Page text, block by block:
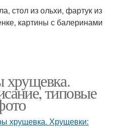
стол из ольхи, фартук из
картины с балеринами
хрущевка.
типовые